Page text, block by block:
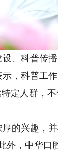
、科普传播
，科普工
定人群，
兴趣，并
外，中华口